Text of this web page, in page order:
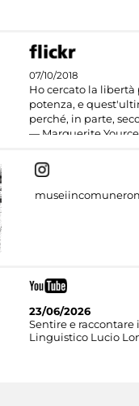
07/10/2018
Ho cercato la libertà
potenza, e
perché, in parte,
— Marguerite
23/06/2026
Sentire e raccontare
Linguistico Lucio